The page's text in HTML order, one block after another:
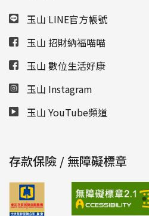
玉山 LINE官方帳號
玉山 招財納福喵喵
玉山 數位生活好康
玉山 Instagram
玉山 YouTube頻道
存款保險 / 無障礙標章